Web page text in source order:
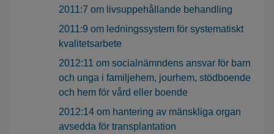
2011:7 om livsuppehållande behandling
2011:9 om ledningssystem för systematiskt
kvalitetsarbete
2012:11 om socialnämndens ansvar för barn
och unga i familjehem, jourhem, stödboende
och hem för vård eller boende
2012:14 om hantering av mänskliga organ
avsedda för transplantation